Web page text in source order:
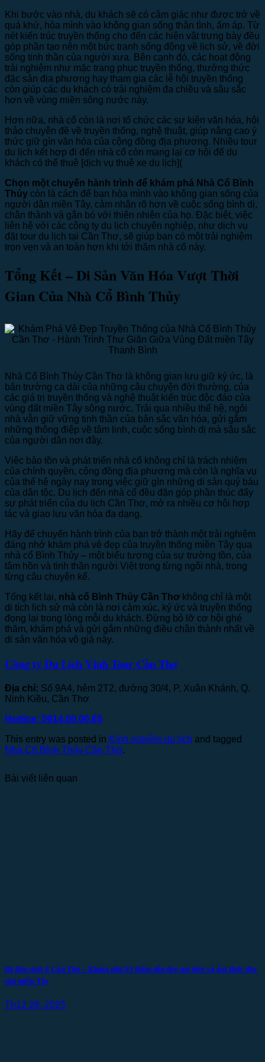
Khi bước vào nhà, du khách sẽ có cảm giác như được trở về
quá khứ, hòa mình vào không gian sống thân tình, ấm áp. Từ
nét kiến trúc truyền thống cho đến các hiện vật trưng bày đều
góp phần tạo nên một bức tranh sống động về lịch sử, về đời
sống tinh thần của người xưa. Bên cạnh đó, các hoạt động
trải nghiệm như mặc trang phục truyền thống, thưởng thức
đặc sản địa phương hay tham gia các lễ hội truyền thống
còn giúp các du khách có trải nghiệm đa chiều và sâu sắc
hơn về vùng miền sông nước này.
Hơn nữa, nhà cổ còn là nơi tổ chức các sự kiện văn hóa, hội
thảo chuyên đề về truyền thống, nghệ thuật, giúp nâng cao ý
thức giữ gìn văn hóa của cộng đồng địa phương. Nhiều tour
du lịch kết hợp đi đến nhà cổ còn mang lại cơ hội để du
khách có thể thuê [dịch vụ thuê xe du lịch](
Chọn một chuyến hành trình để khám phá Nhà Cổ Bình
Thủy còn là cách để bạn hòa mình vào không gian sống của
người dân miền Tây, cảm nhận rõ hơn về cuộc sống bình dị,
chân thành và gắn bó với thiên nhiên của họ. Đặc biệt, việc
liên hệ với các công ty du lịch chuyên nghiệp, như dịch vụ
đặt tour du lịch tại Cần Thơ, sẽ giúp bạn có một trải nghiệm
trọn vẹn và an toàn hơn khi tới thăm nhà cổ này.
Tổng Kết – Di Sản Văn Hóa Vượt Thời
Gian Của Nhà Cổ Bình Thủy
Nhà Cổ Bình Thủy Cần Thơ là không gian lưu giữ ký ức, là
bản trường ca dài của những câu chuyện đời thường, của
các giá trị truyền thống và nghệ thuật kiến trúc độc đáo của
vùng đất miền Tây sông nước. Trải qua nhiều thế hệ, ngôi
nhà vẫn giữ vững tinh thần của bản sắc văn hóa, gửi gắm
những thông điệp về tâm linh, cuộc sống bình dị mà sâu sắc
của người dân nơi đây.
Việc bảo tồn và phát triển nhà cổ không chỉ là trách nhiệm
của chính quyền, cộng đồng địa phương mà còn là nghĩa vụ
của thế hệ ngày nay trong việc giữ gìn những di sản quý báu
của dân tộc. Du lịch đến nhà cổ đều đặn góp phần thúc đẩy
sự phát triển của du lịch Cần Thơ, mở ra nhiều cơ hội hợp
tác và giao lưu văn hóa đa dạng.
Hãy để chuyến hành trình của bạn trở thành một trải nghiệm
đáng nhớ khám phá vẻ đẹp của truyền thống miền Tây qua
nhà cổ Bình Thủy – một biểu tượng của sự trường tồn, của
tâm hồn và tinh thần người Việt trong từng ngôi nhà, trong
từng câu chuyện kể.
Tổng kết lại, nhà cổ Bình Thủy Cần Thơ không chỉ là một
di tích lịch sử mà còn là nơi cảm xúc, ký ức và truyền thống
đọng lại trong lòng mỗi du khách. Đừng bỏ lỡ cơ hội ghé
thăm, khám phá và gửi gắm những điều chân thành nhất về
di sản văn hóa vô giá này.
Công ty Du Lịch Vinh Tour Cần Thơ
Địa chỉ: Số 9A4, hẻm 2T2, đường 30/4, P. Xuân Khánh, Q.
Ninh Kiều, Cần Thơ
Hotline: 0914.00.00.65
This entry was posted in Kinh nghiệm du lịch and tagged
Nhà Cổ Bình Thủy Cần Thơ.
Bài viết liên quan
Đi đâu chơi ở Cần Thơ – Khám phá 03 điểm đến đẹp mê hồn và ẩm thực đặc
sản miền Tây
Th12 28, 2025